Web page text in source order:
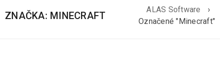
ZNAČKA: MINECRAFT
ALAS Software
›
Označené "Minecraft"